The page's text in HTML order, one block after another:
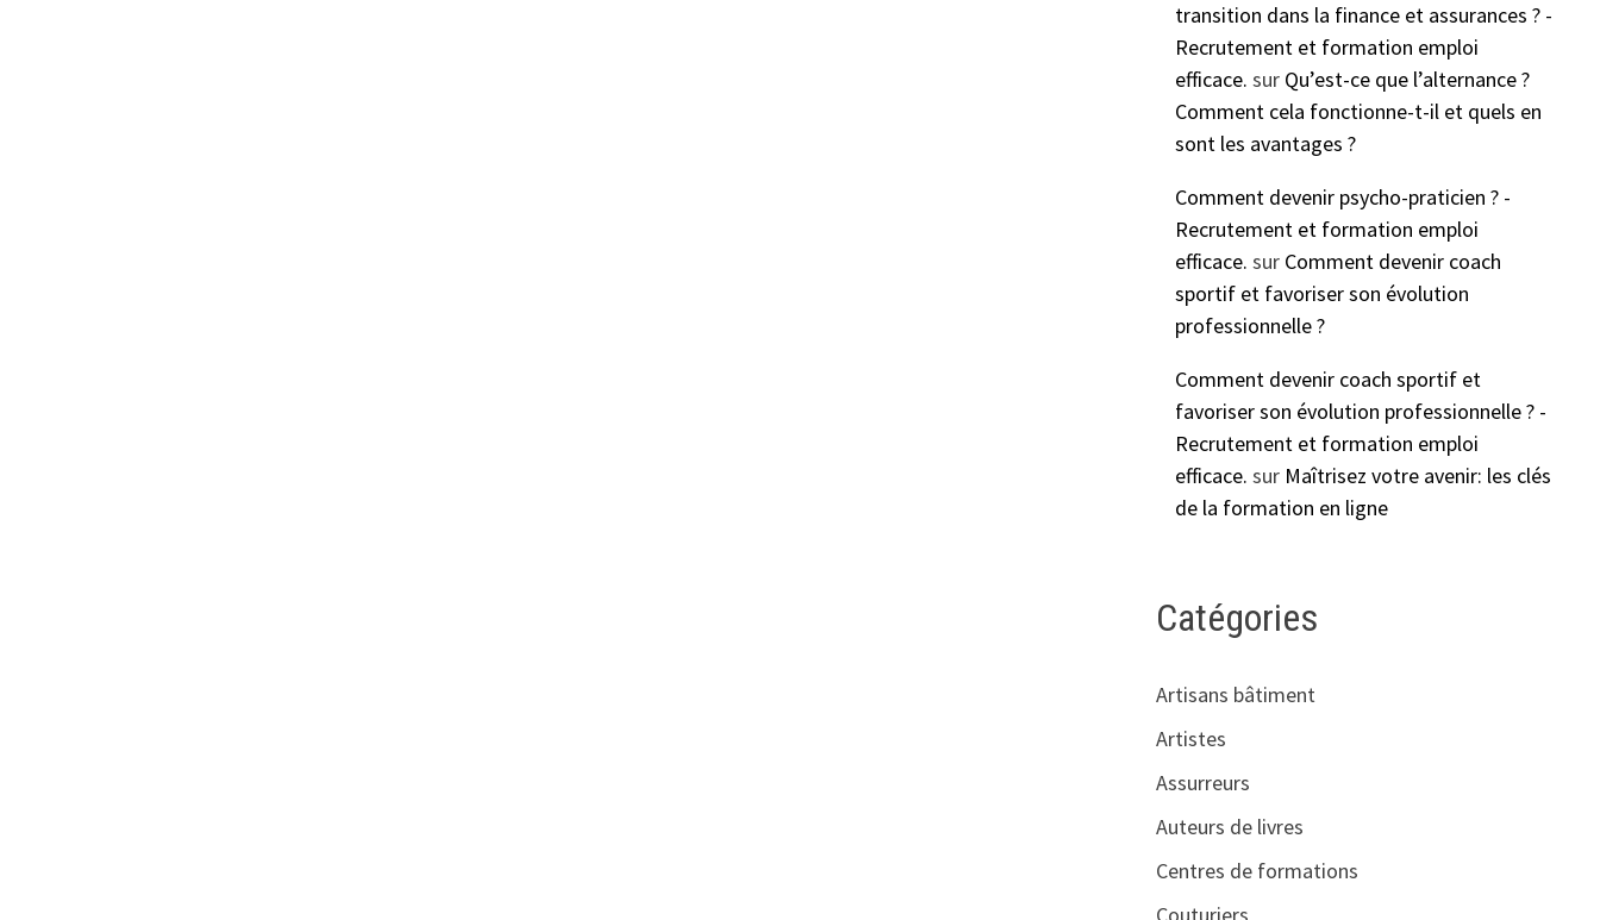
transition dans la finance et assurances ? -
Recrutement et formation emploi
efficace. sur Qu’est-ce que l’alternance ?
Comment cela fonctionne-t-il et quels en
sont les avantages ?
Comment devenir psycho-praticien ? -
Recrutement et formation emploi
efficace. sur Comment devenir coach
sportif et favoriser son évolution
professionnelle ?
Comment devenir coach sportif et
favoriser son évolution professionnelle ? -
Recrutement et formation emploi
efficace. sur Maîtrisez votre avenir: les clés
de la formation en ligne
Catégories
Artisans bâtiment
Artistes
Assurreurs
Auteurs de livres
Centres de formations
Couturiers